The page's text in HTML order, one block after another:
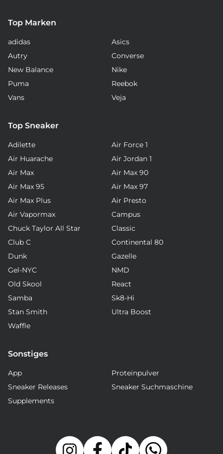
Top Marken
adidas
Asics
Autry
Converse
New Balance
Nike
Puma
Reebok
Vans
Veja
Top Sneaker
Adilette
Air Force 1
Air Huarache
Air Jordan 1
Air Max
Air Max 90
Air Max 95
Air Max 97
Air Max Plus
Air Presto
Air Vapormax
Campus
Chuck Taylor All Star
Classic
Club C
Continental 80
Dunk
Gazelle
Gel-NYC
NMD
Old Skool
React
Samba
Sk8-Hi
Stan Smith
Ultra Boost
Waffle
Sonstiges
App
Proteinpulver
Sneaker Releases
Sneaker Suchmaschine
Supplements